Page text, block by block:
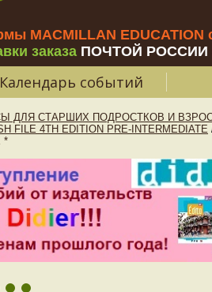
MACMILLAN EDUCATION
заказа ПОЧТОЙ РОССИИ
Календарь событий
ДЛЯ СТАРШИХ ПОДРОСТКОВ И
FILE 4TH EDITION PRE-INTERMEDIATE
*